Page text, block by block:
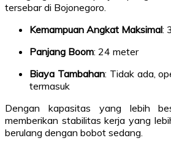
tersebar di Bojonegoro.
Kemampuan Angkat Maksimal:
Panjang Boom: 24 meter
Biaya Tambahan: Tidak ada,
termasuk
Dengan kapasitas yang lebih
memberikan stabilitas kerja yang
berulang dengan bobot sedang.